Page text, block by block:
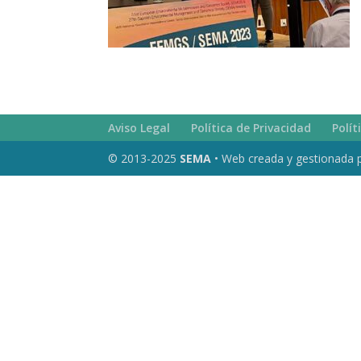
Aviso Legal Política de Privacidad
© 2013-2025 SEMA • Web creada y gestionada